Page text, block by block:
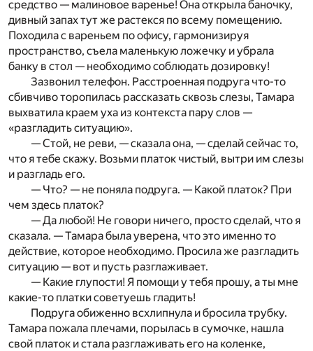
средство — малиновое варенье! Она открыла баночку,
дивный запах тут же растекся по всему помещению.
Походила с вареньем по офису, гармонизируя
пространство, съела маленькую ложечку и убрала
банку в стол — необходимо соблюдать дозировку!
Зазвонил телефон. Расстроенная подруга что-то
сбивчиво торопилась рассказать сквозь слезы, Тамара
выхватила краем уха из контекста пару слов —
«разгладить ситуацию».
— Стой, не реви, — сказала она, — сделай сейчас то,
что я тебе скажу. Возьми платок чистый, вытри им слезы
и разгладь его.
— Что? — не поняла подруга. — Какой платок? При
чем здесь платок?
— Да любой! Не говори ничего, просто сделай, что я
сказала. — Тамара была уверена, что это именно то
действие, которое необходимо. Просила же разгладить
ситуацию — вот и пусть разглаживает.
— Какие глупости! Я помощи у тебя прошу, а ты мне
какие-то платки советуешь гладить!
Подруга обиженно всхлипнула и бросила трубку.
Тамара пожала плечами, порылась в сумочке, нашла
свой платок и стала разглаживать его на коленке,